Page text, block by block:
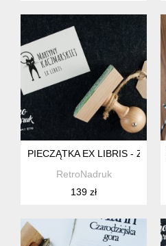
PIECZĄTKA EX LIBRIS -
RetroNadruk
139 zł